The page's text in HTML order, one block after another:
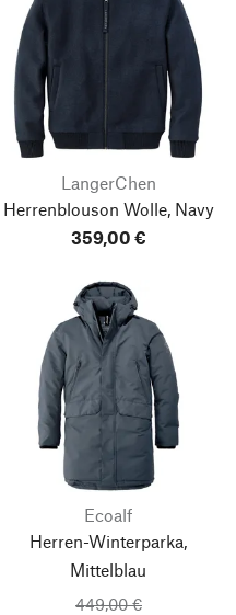
LangerChen
Herrenblouson Wolle, Navy
359,00 €
Ecoalf
Herren-Winterparka,
Mittelblau
449,00 €